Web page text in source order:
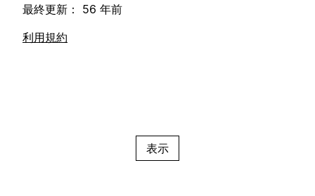
最終更新： 56 年前
利用規約
表示